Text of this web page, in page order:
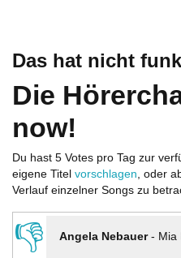
Das hat nicht
Die
now!
Du hast 5 Votes pro Tag zur
eigene Titel vorschlagen, oder
Verlauf einzelner Songs zu
👎 Angela Nebauer- Mia